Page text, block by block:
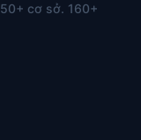
cơ sở. 160+